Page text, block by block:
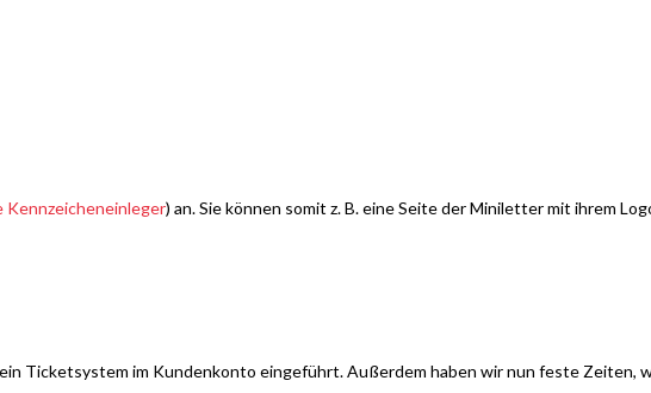
) an. Sie können somit z. B. eine Seite der Miniletter mit ihrem
Ticketsystem im Kundenkonto eingeführt. Außerdem haben wir nun feste Zeiten,